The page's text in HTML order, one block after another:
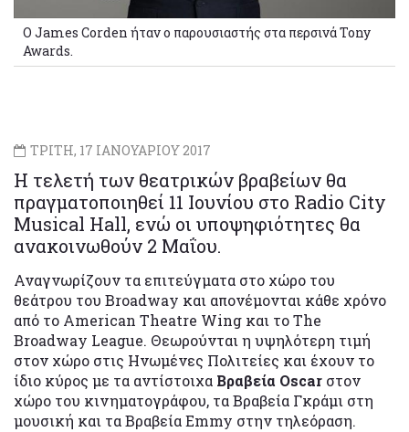
O James Corden ήταν ο παρουσιαστής στα περσινά Tony
Awards.
ΤΡΙΤΗ, 17 ΙΑΝΟΥΑΡΙΟΥ 2017
Η τελετή των θεατρικών βραβείων θα
πραγματοποιηθεί 11 Ιουνίου στο Radio City
Musical Hall, ενώ οι υποψηφιότητες θα
ανακοινωθούν 2 Μαΐου.
Αναγνωρίζουν τα επιτεύγματα στο χώρο του
θεάτρου του Broadway και απονέμονται κάθε χρόνο
από το American Theatre Wing και το The
Broadway League. Θεωρούνται η υψηλότερη τιμή
στον χώρο στις Ηνωμένες Πολιτείες και έχουν το
ίδιο κύρος με τα αντίστοιχα Βραβεία Oscar στον
χώρο του κινηματογράφου, τα Βραβεία Γκράμι στη
μουσική και τα Βραβεία Emmy στην τηλεόραση.